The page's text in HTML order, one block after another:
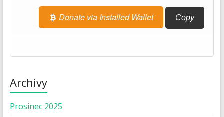
Donate via Installed Wallet Copy
Archivy
Prosinec 2025